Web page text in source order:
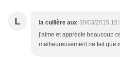
L la cuillère aux 30/03/2015
j'aime et apprécie beaucoup
malheureusement ne fait que